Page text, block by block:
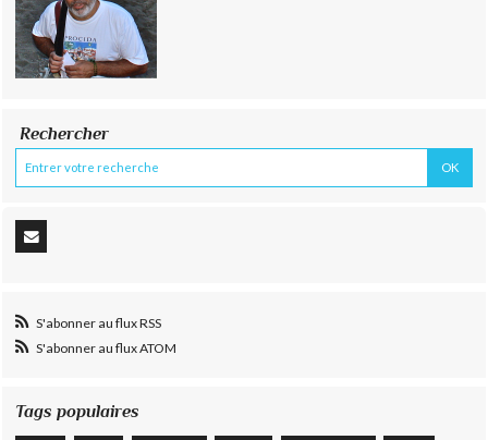
Rechercher
S'abonner au flux RSS
S'abonner au flux ATOM
Tags populaires